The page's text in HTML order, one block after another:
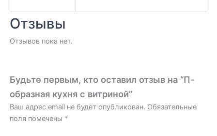
Отзывы
Отзывов пока нет.
Будьте первым, кто оставил отзыв на “П-
образная кухня с витриной”
Ваш адрес email не будет опубликован. Обязательные
поля помечены *